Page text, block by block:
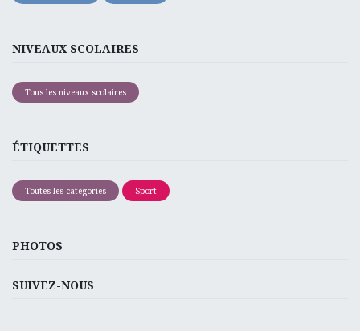
NIVEAUX SCOLAIRES
Tous les niveaux scolaires
ÉTIQUETTES
Toutes les catégories Sport
PHOTOS
SUIVEZ-NOUS